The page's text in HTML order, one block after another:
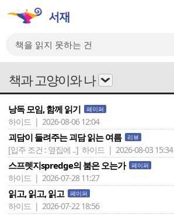
책과 고양이와 나
낭독 모임, 함께 읽기 페이퍼
하이드 | 2026-08-06 12:04
괴담이 들려주는 괴담 읽는 여름 리뷰
[입주 조건 : 옆집에 ..] 하이드 | 2026-08-03 15:34
스프렛지spredge의 붐은 오는가 페이퍼
하이드 | 2026-07-28 11:27
읽고, 읽고, 읽고 페이퍼
하이드 | 2026-07-22 18:56